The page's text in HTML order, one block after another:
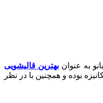
به عنوان بهترین قالیشویی
بوده و همچنین با در نظر